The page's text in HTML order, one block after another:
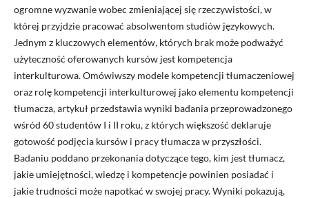
ogromne wyzwanie wobec zmieniającej się rzeczywistości, w
której przyjdzie pracować absolwentom studiów językowych.
Jednym z kluczowych elementów, których brak może podważyć
użyteczność oferowanych kursów jest kompetencja
interkulturowa. Omówiwszy modele kompetencji tłumaczeniowej
oraz rolę kompetencji interkulturowej jako elementu kompetencji
tłumacza, artykuł przedstawia wyniki badania przeprowadzonego
wśród 60 studentów I i II roku, z których większość deklaruje
gotowość podjęcia kursów i pracy tłumacza w przyszłości.
Badaniu poddano przekonania dotyczące tego, kim jest tłumacz,
jakie umiejętności, wiedzę i kompetencje powinien posiadać i
jakie trudności może napotkać w swojej pracy. Wyniki pokazują,